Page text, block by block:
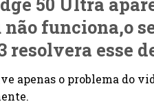
funciona,o
resolvera esse
apenas o problema do